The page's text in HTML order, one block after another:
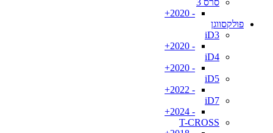
סרס 3
- 2020+
פולקסווגן
iD3
- 2020+
iD4
- 2020+
iD5
- 2022+
iD7
- 2024+
T-CROSS